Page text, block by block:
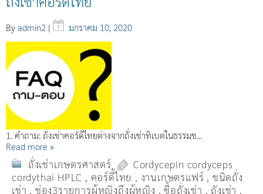
By admin2 | มกราคม 10, 2020
1. คำถาม: ถั่งเช่าคอร์ดี้ไทยต่างจากถั่งเช่าทิเบตในธรรมช…
Read more »
ถั่งเช่าเกษตรศาสตร์
Cordycepin cordyceps
cordythai HPLC , คอร์ดี้ไทย , งานเกษตรแฟร์ , ชนิดถั่ง
เช่า , ช่อง3รายการผู้หญิงถึงผู้หญิง ,ซื้อถั่งเช่า , ถังเช่า ,